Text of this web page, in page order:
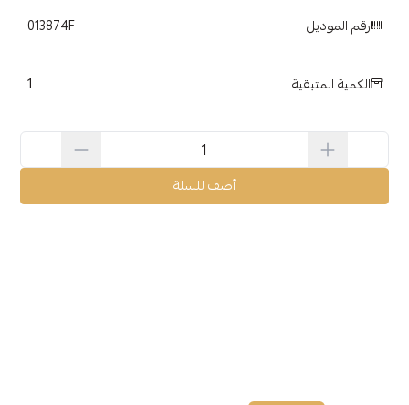
رقم الموديل 013874F
الكمية المتبقية 1
أضف للسلة